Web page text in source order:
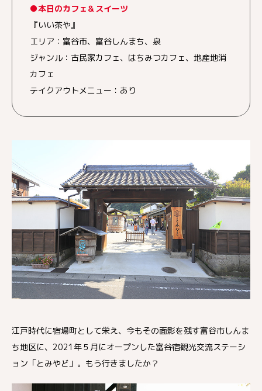
●本日のカフェ＆スイーツ
『いい茶や』
エリア：富谷市、富谷しんまち、泉
ジャンル：古民家カフェ、はちみつカフェ、地産地消
カフェ
テイクアウトメニュー：あり
江戸時代に宿場町として栄え、今もその面影を残す富谷市しんま
ち地区に、2021年５月にオープンした富谷宿観光交流ステーシ
ョン「とみやど」。もう行きましたか？